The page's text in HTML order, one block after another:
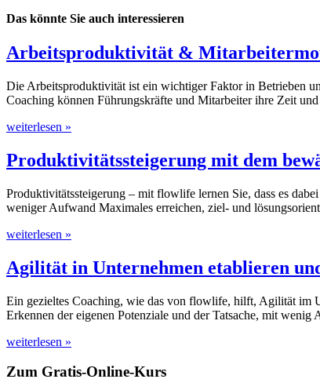
Das könnte Sie auch interessieren
Arbeitsproduktivität &
Die Arbeitsproduktivität ist ein wichtiger Faktor in Betrieben
Coaching können Führungskräfte und Mitarbeiter ihre Zeit
weiterlesen »
Produktivitätssteigerung mit dem
Produktivitätssteigerung – mit flowlife lernen Sie, dass es
weniger Aufwand Maximales erreichen, ziel- und
weiterlesen »
Agilität in Unternehmen etablieren
Ein gezieltes Coaching, wie das von flowlife, hilft, Agilität im
Erkennen der eigenen Potenziale und der Tatsache, mit wenig
weiterlesen »
Zum Gratis-Online-Kurs